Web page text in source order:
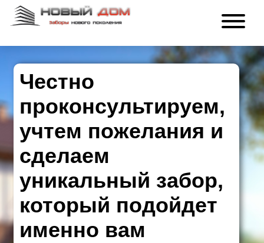
Честно
проконсультируем,
учтем пожелания и
сделаем
уникальный забор,
который подойдет
именно вам